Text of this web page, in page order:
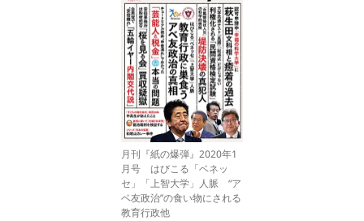
月刊『紙の爆弾』2020年1
月号 はびこる「ベネッ
セ」「上智大学」人脈 “ア
ベ友政治”の食い物にされる
教育行政他